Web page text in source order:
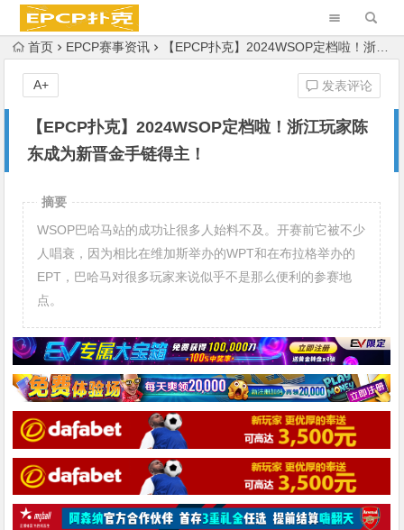
首页 EPCP赛事资讯 【EPCP扑克】2024WSOP定档啦！浙江玩家陈东成为新晋金手链得主！
【EPCP扑克】2024WSOP定档啦！浙江玩家陈
东成为新晋金手链得主！
发表评论
A+
摘要
WSOP巴哈马站的成功让很多人始料不及。开赛前它被不少
人唱衰，因为相比在维加斯举办的WPT和在布拉格举办的
EPT，巴哈马对很多玩家来说似乎不是那么便利的参赛地
点。